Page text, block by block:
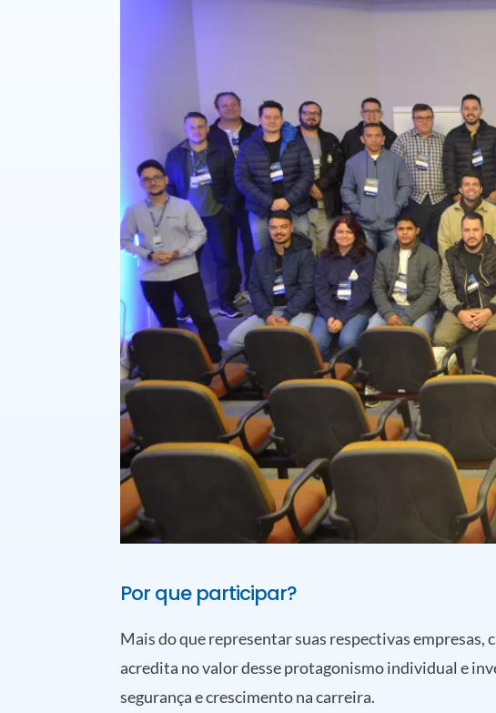
Por que participar?
Mais do que representar suas respectivas
acredita no valor desse protagonismo individual e
segurança e crescimento na carreira.